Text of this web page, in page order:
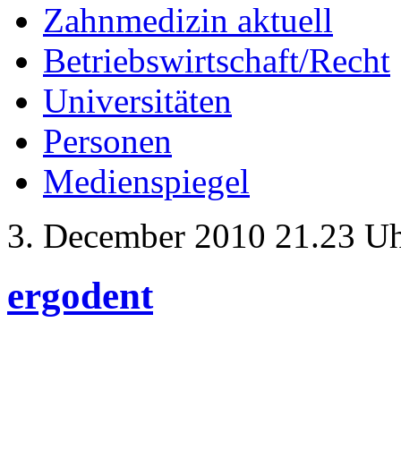
Zahnmedizin aktuell
Betriebswirtschaft/Recht
Universitäten
Personen
Medienspiegel
3. December 2010 21.23
ergodent